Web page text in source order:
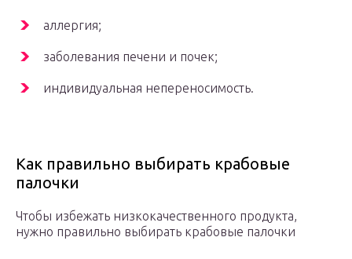
аллергия;
заболевания печени и почек;
индивидуальная непереносимость.
Как правильно выбирать крабовые
палочки
Чтобы избежать низкокачественного продукта,
нужно правильно выбирать крабовые палочки